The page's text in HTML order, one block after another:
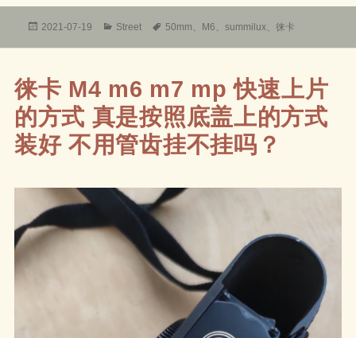
发
2021-07-19
分
Street
标
50mm M6 、summilux 、徕卡
徕卡 M4 m6 m7 mp 快速上片
的方式 真是按照底盖上的方式
装好 不用管齿挂不挂吗？